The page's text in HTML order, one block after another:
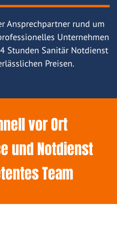
Ansprechpartner rund um
Unternehmen
Stunden Sanitär Notdienst
Preisen.
vor Ort
und Notdienst
Team